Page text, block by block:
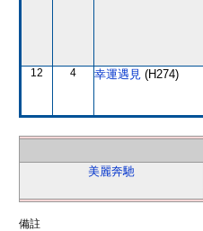
12 4 幸運遇見 (H274)
美麗奔馳
備註